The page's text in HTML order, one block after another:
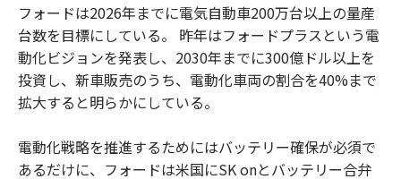
フォードは2026年までに電気自動車200万台以上の量産
台数を目標にしている。 昨年はフォードプラスという電
動化ビジョンを発表し、2030年までに300億ドル以上を
投資し、新車販売のうち、電動化車両の割合を40%まで
拡大すると明らかにしている。
電動化戦略を推進するためにはバッテリー確保が必須で
あるだけに、フォードは米国にSK onとバッテリー合弁